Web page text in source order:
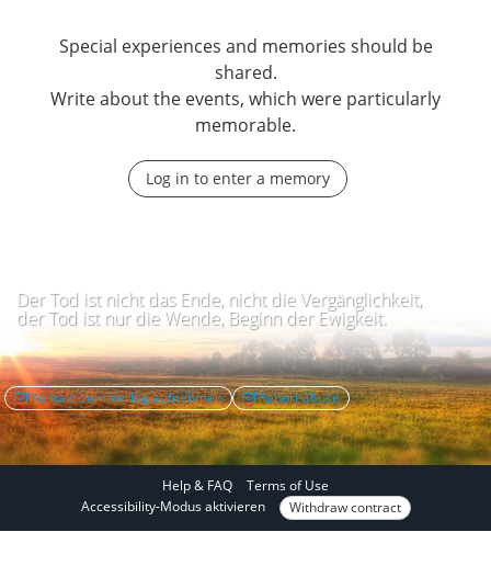
Special experiences and memories should be
shared.
Write about the events, which were particularly
memorable.
Log in to enter a memory
Der Tod ist nicht das Ende, nicht die Vergänglichkeit,
der Tod ist nur die Wende, Beginn der Ewigkeit.
Kontakt zum Verlag aufnehmen Report abuse
Help & FAQ
Terms of Use
IAccessibility-Modus aktivieren Withdraw contract